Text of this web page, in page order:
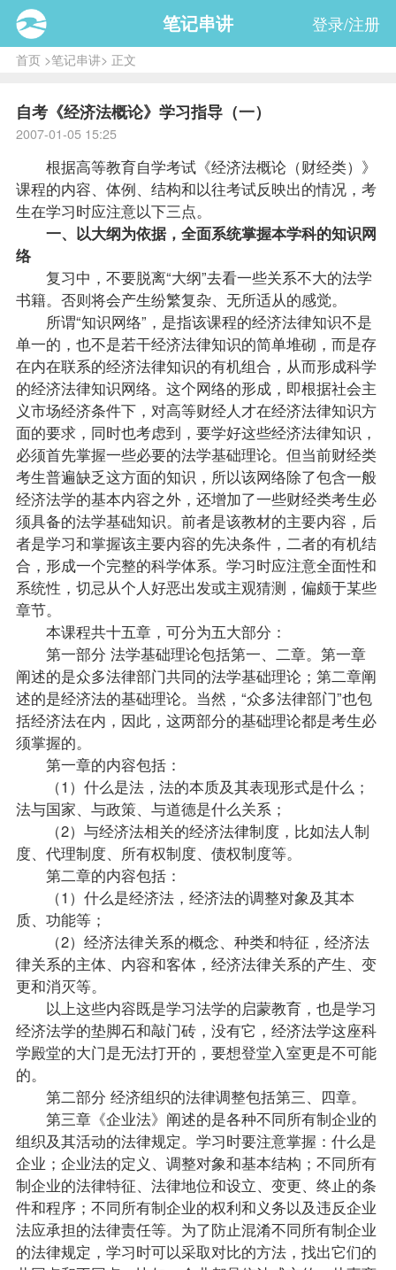
笔记串讲 登录/注册
首页>笔记串讲> 正文
自考《经济法概论》学习指导（一）
2007-01-05 15:25
根据高等教育自学考试《经济法概论（财经类） 》
课程的内容、体例、结构和以往考试反映出的情况，考
生在学习时应注意以下三点。
一、以大纲为依据，全面系统掌握本学科的知识网
络
复习中，不要脱离“大纲”去看一些关系不大的法学
书籍。否则将会产生纷繁复杂、无所适从的感觉。
所谓“知识网络”，是指该课程的经济法律知识不是
单一的，也不是若干经济法律知识的简单堆砌，而是存
在内在联系的经济法律知识的有机组合，从而形成科学
的经济法律知识网络。这个网络的形成，即根据社会主
义市场经济条件下，对高等财经人才在经济法律知识方
面的要求，同时也考虑到，要学好这些经济法律知识，
必须首先掌握一些必要的法学基础理论。但当前财经类
考生普遍缺乏这方面的知识，所以该网络除了包含一般
经济法学的基本内容之外，还增加了一些财经类考生必
须具备的法学基础知识。前者是该教材的主要内容，后
者是学习和掌握该主要内容的先决条件，二者的有机结
合，形成一个完整的科学体系。学习时应注意全面性和
系统性，切忌从个人好恶出发或主观猜测，偏颇于某些
章节。
本课程共十五章，可分为五大部分：
第一部分 法学基础理论包括第一、二章。第一章
阐述的是众多法律部门共同的法学基础理论；第二章阐
述的是经济法的基础理论。当然，“众多法律部门”也包
括经济法在内，因此，这两部分的基础理论都是考生必
须掌握的。
第一章的内容包括：
（1）什么是法，法的本质及其表现形式是什么；
法与国家、与政策、与道德是什么关系；
（2）与经济法相关的经济法律制度，比如法人制
度、代理制度、所有权制度、债权制度等。
第二章的内容包括：
（1）什么是经济法，经济法的调整对象及其本
质、功能等；
（2）经济法律关系的概念、种类和特征，经济法
律关系的主体、内容和客体，经济法律关系的产生、变
更和消灭等。
以上这些内容既是学习法学的启蒙教育，也是学习
经济法学的垫脚石和敲门砖，没有它，经济法学这座科
学殿堂的大门是无法打开的，要想登堂入室更是不可能
的。
第二部分 经济组织的法律调整包括第三、四章。
第三章《企业法》阐述的是各种不同所有制企业的
组织及其活动的法律规定。学习时要注意掌握：什么是
企业；企业法的定义、调整对象和基本结构；不同所有
制企业的法律特征、法律地位和设立、变更、终止的条
件和程序；不同所有制企业的权利和义务以及违反企业
法应承担的法律责任等。为了防止混淆不同所有制企业
的法律规定，学习时可以采取对比的方法，找出它们的